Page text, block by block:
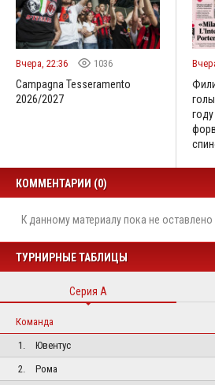
Вчера, 22:36 1036
Campagna Tesseramento
2026/2027
КОММЕНТАРИИ (0)
К данному материалу пока не
ТУРНИРНЫЕ ТАБЛИЦЫ
Серия А
Команда
1.
Ювентус
2.
Рома